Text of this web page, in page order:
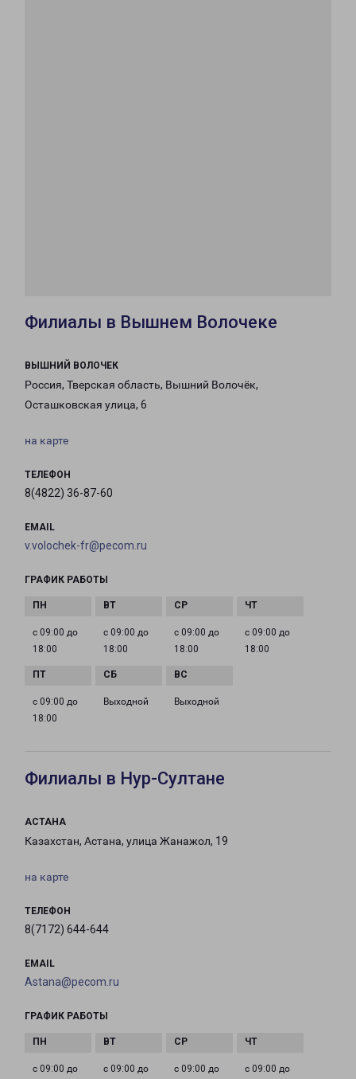
Филиалы в Вышнем Волочеке
ВЫШНИЙ ВОЛОЧЕК
Россия, Тверская область, Вышний Волочёк,
Осташковская улица, 6
на карте
ТЕЛЕФОН
8(4822) 36-87-60
EMAIL
v.volochek-fr@pecom.ru
ГРАФИК РАБОТЫ
с 09:00 до
18:00
с 09:00 до
18:00
с 09:00 до
18:00
с 09:00 до
18:00
с 09:00 до
18:00
Выходной Выходной
Филиалы в Нур-Султане
АСТАНА
Казахстан, Астана, улица Жанажол, 19
на карте
ТЕЛЕФОН
8(7172) 644-644
EMAIL
Astana@pecom.ru
ГРАФИК РАБОТЫ
с 09:00 до с 09:00 до с 09:00 до с 09:00 до